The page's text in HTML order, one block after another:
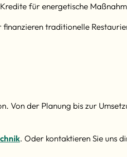
für energetische
traditionelle
Von der Planung bis zur
. Oder kontaktieren Sie uns